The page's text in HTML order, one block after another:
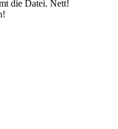
die Datei. Nett!